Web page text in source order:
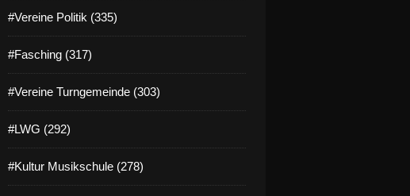
#Vereine Politik (335)
#Fasching (317)
#Vereine Turngemeinde (303)
#LWG (292)
#Kultur Musikschule (278)